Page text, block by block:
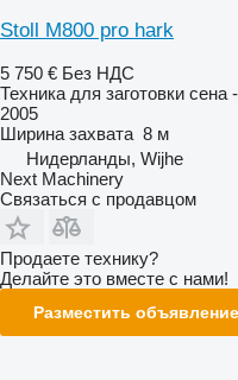
Stoll M800 pro hark
5 750 € Без НДС
Техника для заготовки
2005
Ширина захвата 8 м
Нидерланды, Wijhe
Next Machinery
Связаться с продавцом
Продаете технику?
Делайте это вместе с нами!
Разместить объявление